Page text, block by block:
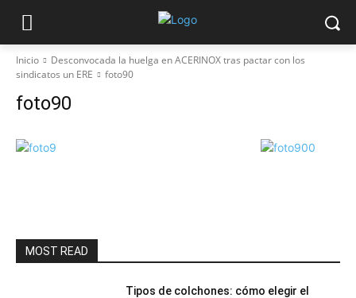
Inicio
Desconvocada la huelga en ACERINOX tras pactar con los
sindicatos un ERE
foto90
foto90
MOST READ
Tipos de colchones: cómo elegir el